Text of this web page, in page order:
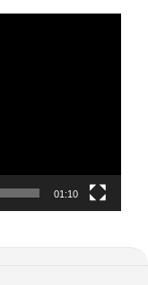
01:10